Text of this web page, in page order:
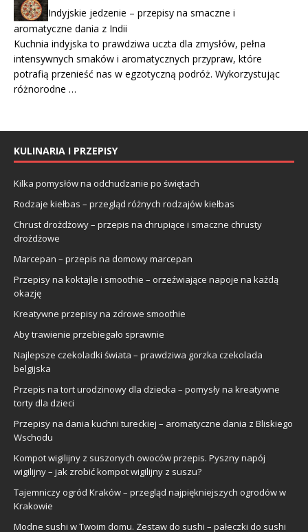
Indyjskie jedzenie – przepisy na smaczne i
aromatyczne dania z Indii
Kuchnia indyjska to prawdziwa uczta dla zmysłów, pełna
intensywnych smaków i aromatycznych przypraw, które
potrafią przenieść nas w egzotyczną podróż. Wykorzystując
różnorodne …
KULINARIA I PRZEPISY
Kilka pomysłów na odchudzanie po świętach
Rodzaje kiełbas – przegląd różnych rodzajów kiełbas
Chrust drożdżowy – przepis na chrupiące i smaczne chrusty
drożdżowe
Marcepan – przepis na domowy marcepan
Przepisy na koktajle i smoothie – orzeźwiające napoje na każdą
okazję
Kreatywne przepisy na zdrowe smoothie
Aby trawienie przebiegało sprawnie
Najlepsze czekoladki świata – prawdziwa gorzka czekolada
belgijska
Przepis na tort urodzinowy dla dziecka – pomysły na kreatywne
torty dla dzieci
Przepisy na dania kuchni tureckiej – aromatyczne dania z Bliskiego
Wschodu
Kompot wigilijny z suszonych owoców przepis. Pyszny napój
wigilijny – jak zrobić kompot wigilijny z suszu?
Tajemniczy ogród Kraków – przegląd najpiękniejszych ogrodów w
Krakowie
Modne sushi w Twoim domu. Zestaw do sushi – pałeczki do sushi